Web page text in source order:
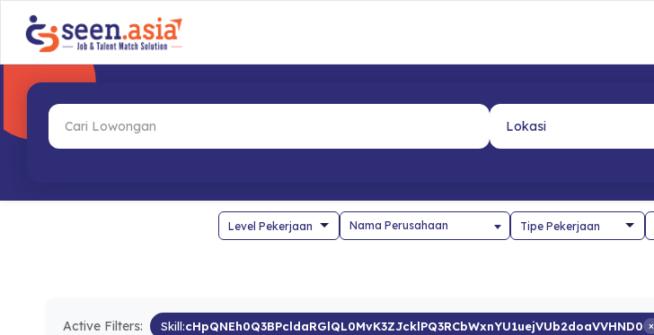
Nama Perusahaan
Active Filters: Skill:cHpQNEh0Q3BPcldaRGlQL0MvK3ZJcklPQ3RCbWxnYU1uejVUb2doaVVHND0 ×